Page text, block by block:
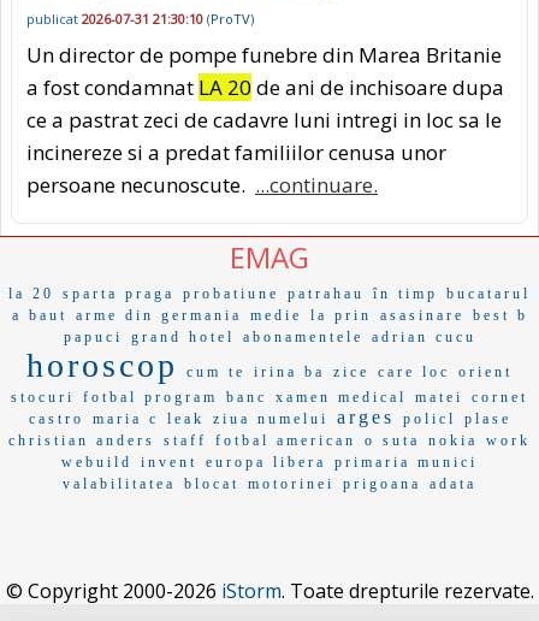
publicat 2026-07-31 21:30:10 (ProTV)
Un director de pompe funebre din Marea Britanie
a fost condamnat LA 20 de ani de inchisoare dupa
ce a pastrat zeci de cadavre luni intregi in loc sa le
incinereze si a predat familiilor cenusa unor
persoane necunoscute. ...continuare.
EMAG
la 20 sparta praga probatiune patrahau în timp
bucatarul
a baut
arme din germania medie la prin asasinare
best b
papuci
grand hotel abonamentele adrian cucu
horoscop cum te irina ba zice care loc
orient
stocuri
fotbal program banc xamen medical matei
cornet
castro
maria c leak ziua numelui arges policl
plase
christian anders
staff fotbal american o suta nokia
work
webuild
invent europa libera
primaria munici
valabilitatea
blocat motorinei prigoana adata
© Copyright 2000-2026 iStorm. Toate drepturile rezervate.